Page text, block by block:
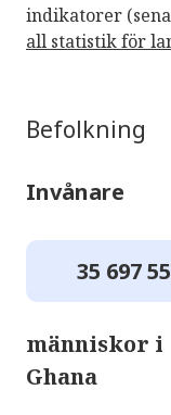
indikatorer
all statistik för
Befolkning
Invånare
35 697
människor i
Ghana